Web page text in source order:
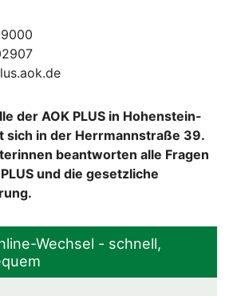
der AOK PLUS in Hohenstein-
sich in der Herrmannstraße 39.
beantworten alle Fragen
und die gesetzliche
Wechsel - schnell,